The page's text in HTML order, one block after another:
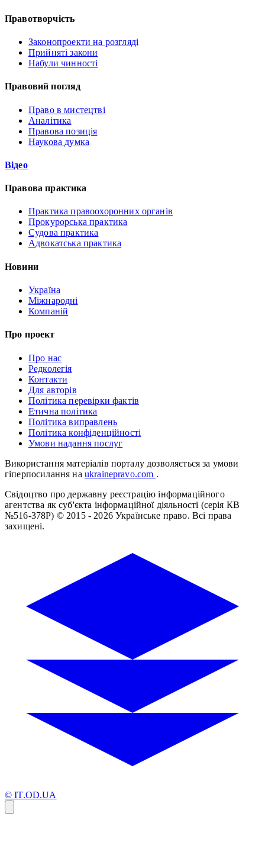
Правотворчість
Законопроекти на розгляді
Прийняті закони
Набули чинності
Правовий погляд
Право в мистецтві
Аналітика
Правова позиція
Наукова думка
Відео
Правова практика
Практика правоохоронних органів
Прокурорська практика
Судова практика
Адвокатська практика
Новини
Україна
Міжнародні
Компаній
Про проект
Про нас
Редколегія
Контакти
Для авторів
Політика перевірки фактів
Етична політика
Політика виправлень
Політика конфіденційності
Умови надання послуг
Використання матеріалів порталу дозволяється за умови
гіперпосилання на ukrainepravo.com .
Свідоцтво про державну реєстрацію інформаційного
агентства як суб'єкта інформаційної діяльності (серія КВ
№516-378Р) © 2015 - 2026 Українське право. Всі права
захищені.
© IT.OD.UA